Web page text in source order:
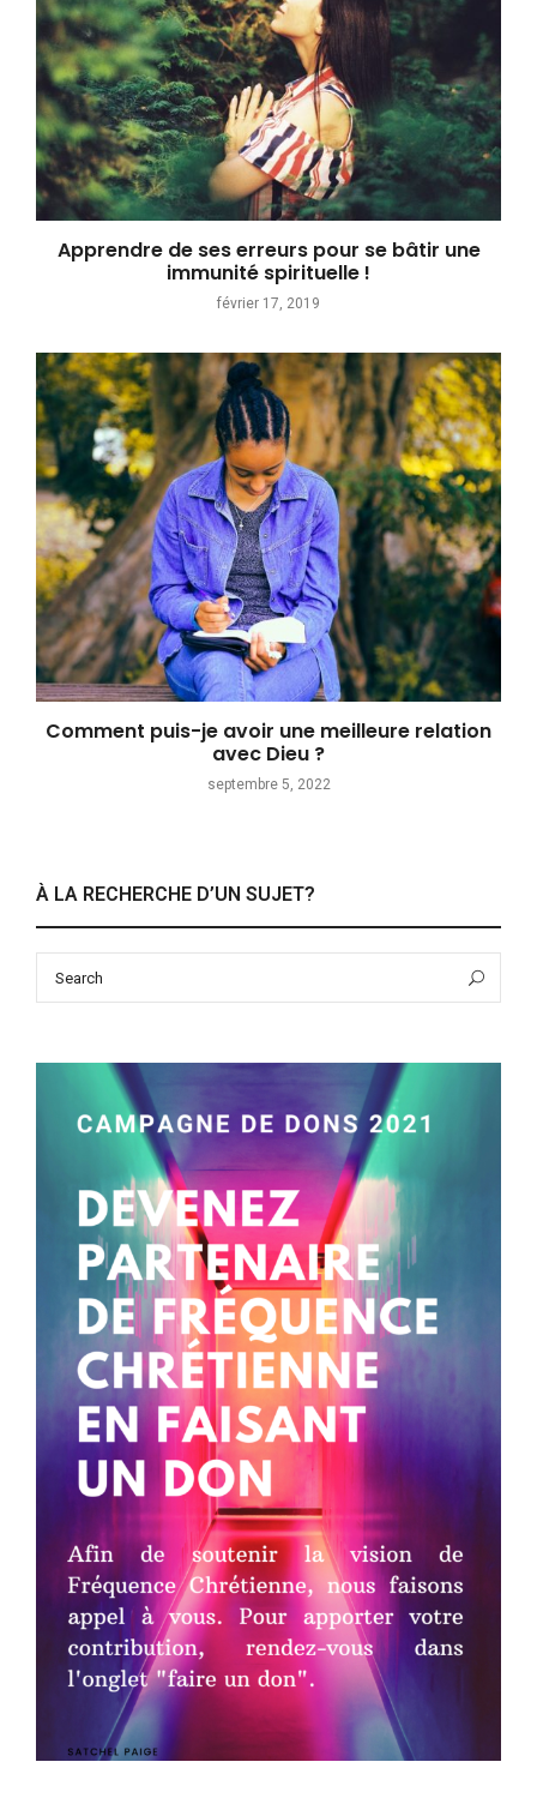
Apprendre de ses erreurs pour se bâtir une
immunité spirituelle !
février 17, 2019
Comment puis-je avoir une meilleure relation
avec Dieu ?
septembre 5, 2022
À LA RECHERCHE D’UN SUJET?